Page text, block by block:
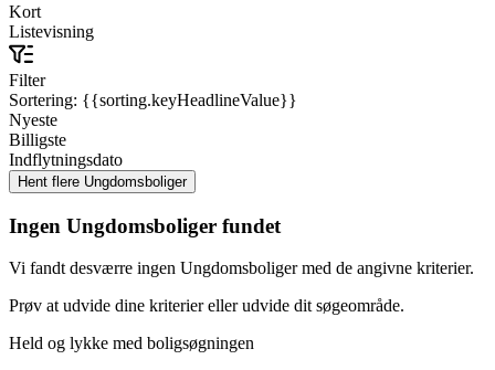
Kort
Listevisning
Filter
Sortering: {{sorting.keyHeadlineValue}}
Nyeste
Billigste
Indflytningsdato
Ingen Ungdomsboliger fundet
Vi fandt desværre ingen Ungdomsboliger med de angivne kriterier.
Prøv at udvide dine kriterier eller udvide dit søgeområde.
Held og lykke med boligsøgningen